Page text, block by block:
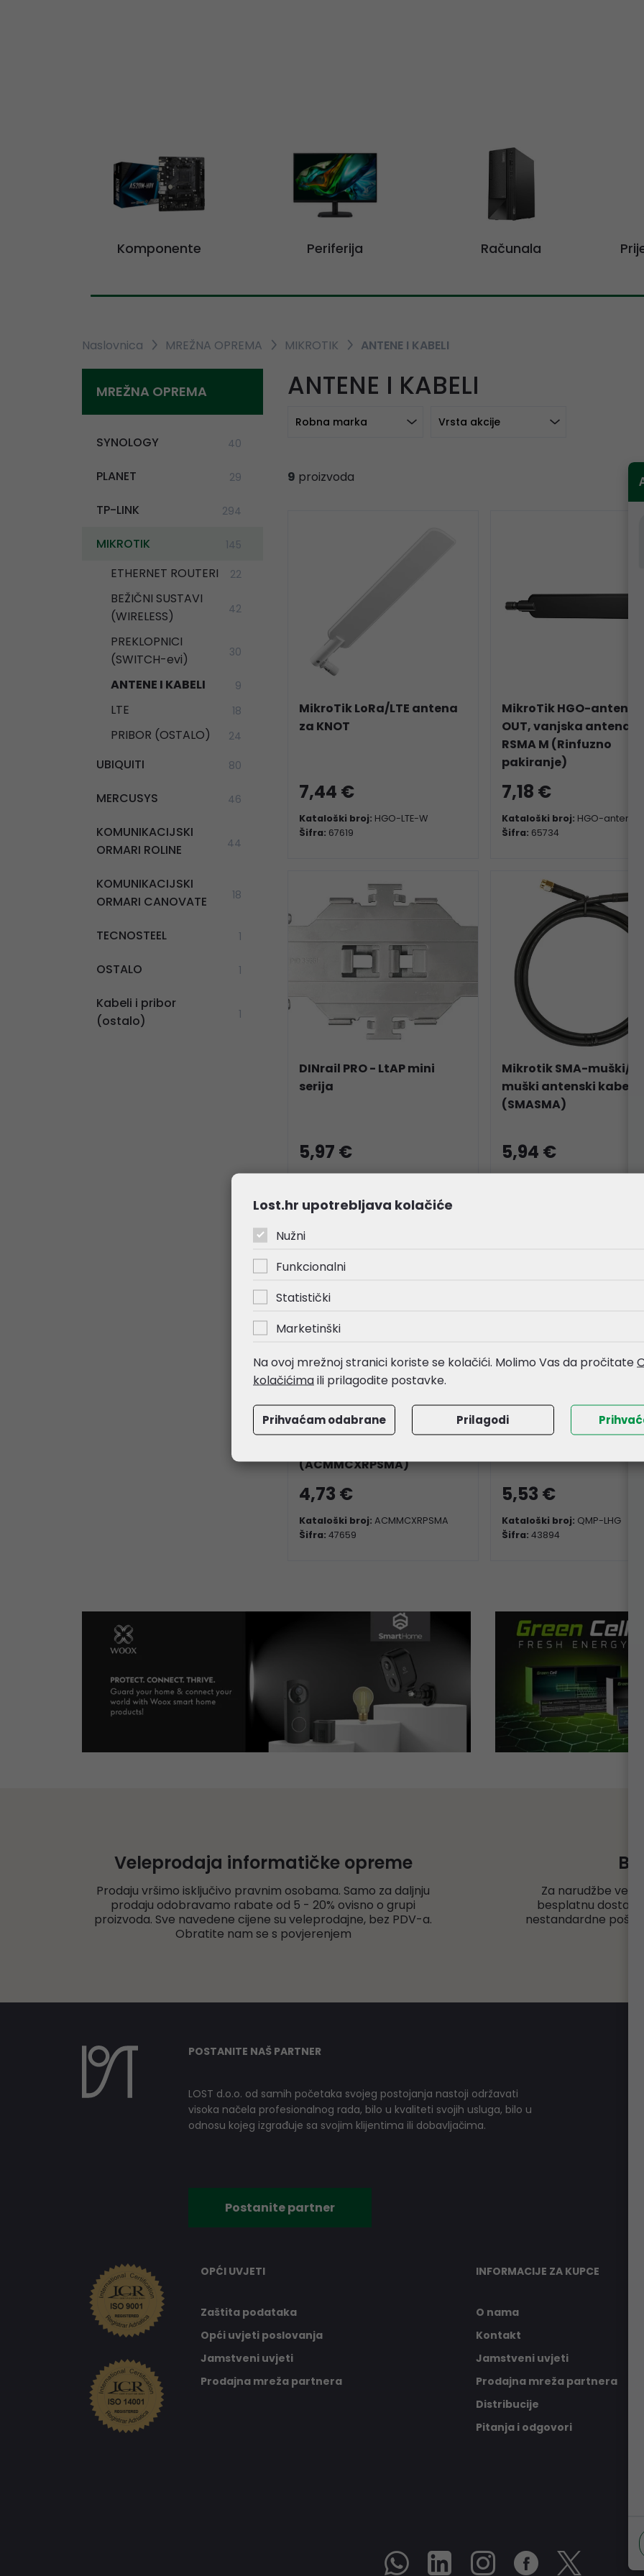
Komponente Periferija Računala
Naslovnica MREŽNA OPREMA MIKROTIK ANTENE I KABELI
MREŽNA OPREMA
SYNOLOGY 40
PLANET 29
TP-LINK 294
MIKROTIK 145
ETHERNET ROUTERI 22
BEŽIČNI SUSTAVI
(WIRELESS)
42
PREKLOPNICI
(SWITCH-evi)
30
ANTENE I KABELI 9
LTE 18
PRIBOR (OSTALO) 24
UBIQUITI 80
MERCUSYS 46
KOMUNIKACIJSKI
ORMARI ROLINE
44
KOMUNIKACIJSKI
ORMARI CANOVATE
18
TECNOSTEEL 1
OSTALO 1
Kabeli i pribor
(ostalo)
1
ANTENE I KABELI
Robna marka Vrsta akcije
9 proizvoda
MikroTik LoRa/LTE antena
za KNOT
7,44 €
Kataloški broj: HGO-LTE-W
Šifra: 67619
MikroTik HGO-antena-
OUT, vanjska antena,
RSMA M (Rinfuzno
pakiranje)
7,18 €
Kataloški broj: HGO-antenna-
Šifra: 65734
DINrail PRO - LtAP mini
serija
5,97 €
Mikrotik SMA-muški/
muški antenski kabel,
(SMASMA)
5,94 €
Mikrotik MMCX-RPSMA
(ACMMCXRPSMA)
4,73 €
Kataloški broj: ACMMCXRPSMA
Šifra: 47659
Mikrotik quickMOUNT
5,53 €
Kataloški broj: QMP-LHG
Šifra: 43894
Veleprodaja informatičke opreme
Prodaju vršimo isključivo pravnim osobama. Samo za daljnju
prodaju odobravamo rabate od 5 - 20% ovisno o grupi
proizvoda. Sve navedene cijene su veleprodajne, bez PDV-a.
Obratite nam se s povjerenjem
Za narudžbe
besplatnu dostavu
nestandardne
POSTANITE NAŠ PARTNER
LOST d.o.o. od samih početaka svojeg postojanja nastoji održavati
visoka načela profesionalnog rada, bilo u kvaliteti svojih usluga, bilo u
odnosu kojeg izgrađuje sa svojim klijentima ili dobavljačima.
Postanite partner
OPĆI UVJETI
Zaštita podataka
Opći uvjeti poslovanja
Jamstveni uvjeti
Prodajna mreža partnera
INFORMACIJE ZA KUPCE
O nama
Kontakt
Jamstveni uvjeti
Prodajna mreža partnera
Distribucije
Pitanja i odgovori
Lost.hr upotrebljava kolačiće
Nužni
Funkcionalni
Statistički
Marketinški
Na ovoj mrežnoj stranici koriste se kolačići. Molimo Vas da pročitate
kolačićimaili prilagodite postavke.
Prihvaćam odabrane Prilagodi